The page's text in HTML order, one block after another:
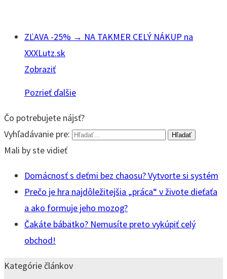
ZĽAVA -25% → NA TAKMER CELÝ NÁKUP na
XXXLutz.sk
Zobraziť
Pozrieť ďalšie
Čo potrebujete nájsť?
Vyhľadávanie pre:
Mali by ste vidieť
Domácnosť s deťmi bez chaosu? Vytvorte si systém
Prečo je hra najdôležitejšia „práca“ v živote dieťaťa
a ako formuje jeho mozog?
Čakáte bábätko? Nemusíte preto vykúpiť celý
obchod!
Kategórie článkov